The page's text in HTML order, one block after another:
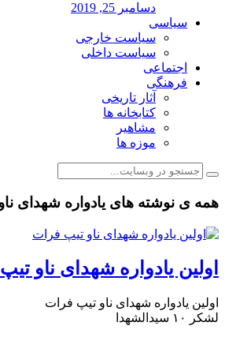
دسامبر 25, 2019
سیاسی
سیاست خارجی
سیاست داخلی
اجتماعی
فرهنگی
آثار تاریخی
کتابخانه ها
مشاهیر
موزه ها
همه ی نوشته های یادواره شهدای
اولین یادواره شهدای ناو
اولین یادواره شهدای ناو تیپ فرات
لشکر ۱۰ سیدالشهدا